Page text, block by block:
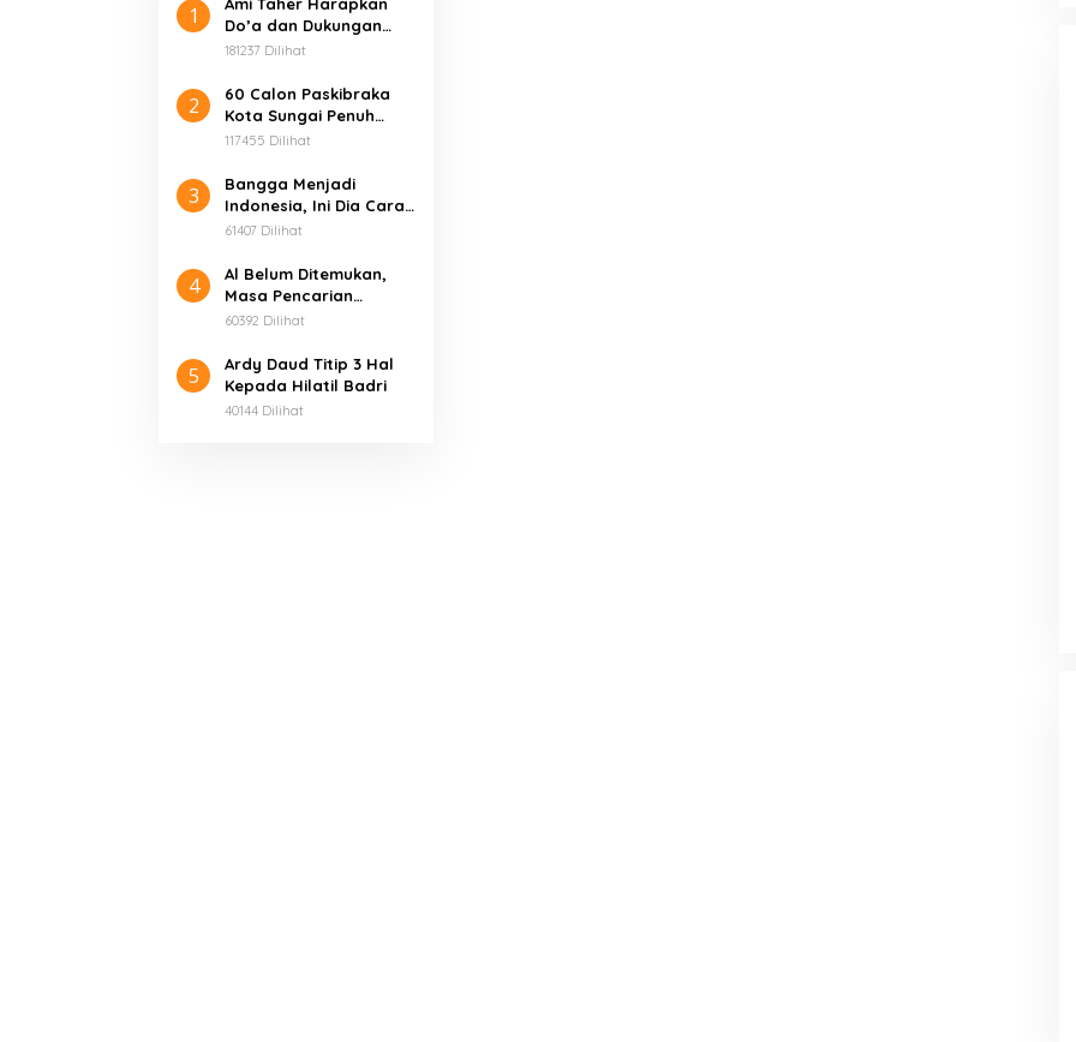
1
Do’a dan Dukungan
Masyarakat Dalam
181237 Dilihat
2
60 Calon Paskibraka
Kota Sungai Penuh
Resmi Dikukuhkan
117455 Dilihat
3
Bangga Menjadi
Indonesia, Ini Dia Cara
Unik Komunitas Motor
HUT RI ke-74
61407 Dilihat
4
Al Belum Ditemukan,
Masa Pencarian
Diperpanjang Sampai 3
60392 Dilihat
5
Ardy Daud Titip 3 Hal
Kepada Hilatil Badri
40144 Dilihat